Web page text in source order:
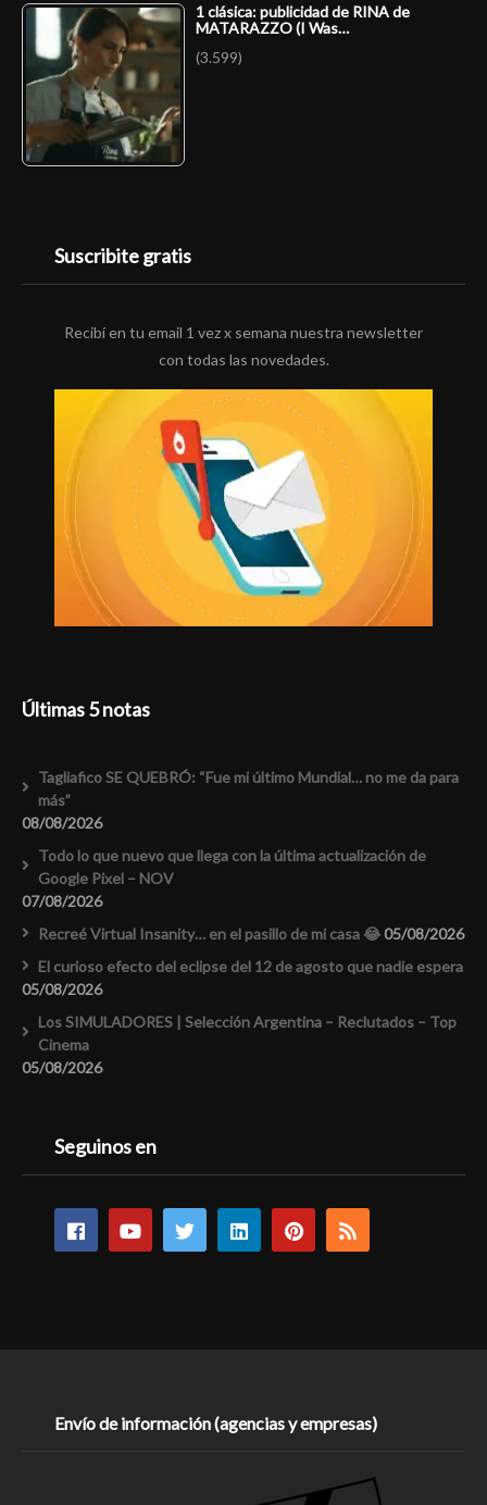
1 clásica: publicidad de RINA de
MATARAZZO (I Was…
(3.599)
Suscribite gratis
Recibí en tu email 1 vez x semana nuestra newsletter
con todas las novedades.
Últimas 5 notas
Tagliafico SE QUEBRÓ: “Fue mi último Mundial… no me da para
más”
08/08/2026
Todo lo que nuevo que llega con la última actualización de
Google Pixel – NOV
07/08/2026
Recreé Virtual Insanity… en el pasillo de mi casa 😂05/08/2026
El curioso efecto del eclipse del 12 de agosto que nadie espera
05/08/2026
Los SIMULADORES | Selección Argentina – Reclutados – Top
Cinema
05/08/2026
Seguinos en
Envío de información (agencias y empresas)